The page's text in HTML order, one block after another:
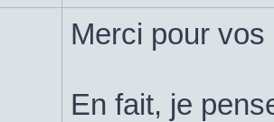
Merci pour
En fait, je